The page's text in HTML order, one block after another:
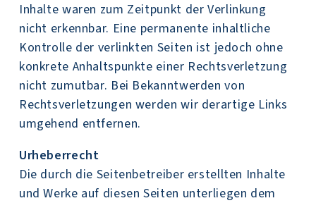
Inhalte waren zum Zeitpunkt der Verlinkung
nicht erkennbar. Eine permanente inhaltliche
Kontrolle der verlinkten Seiten ist jedoch ohne
konkrete Anhaltspunkte einer Rechtsverletzung
nicht zumutbar. Bei Bekanntwerden von
Rechtsverletzungen werden wir derartige Links
umgehend entfernen.
Urheberrecht
Die durch die Seitenbetreiber erstellten Inhalte
und Werke auf diesen Seiten unterliegen dem